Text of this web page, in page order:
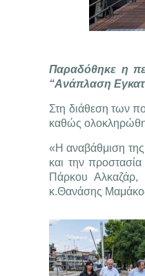
Παραδόθηκε η
“Ανάπλαση
Στη διάθεση των
καθώς
«Η αναβάθμιση
και την
Πάρκου Αλκαζάρ,
κ.Θανάσης